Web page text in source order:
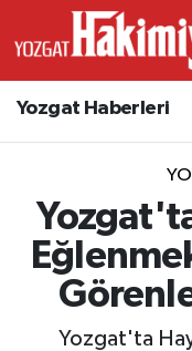
Yozgat Haberleri
Yozgat'ta